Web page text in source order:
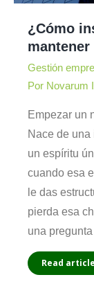
¿Cómo
mantener
Gestión
Por Novarum
Empezar un
Nace de
un espíritu
cuando esa
le das
pierda esa
una
Read article